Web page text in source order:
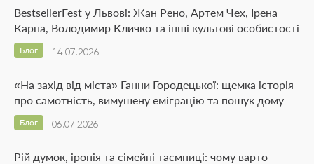
BestsellerFest у Львові: Жан Рено, Артем Чех, Ірена
Карпа, Володимир Кличко та інші культові особистості
14.07.2026
Блог
«На захід від міста» Ганни Городецької: щемка історія
про самотність, вимушену еміграцію та пошук дому
06.07.2026
Блог
Рій думок, іронія та сімейні таємниці: чому варто